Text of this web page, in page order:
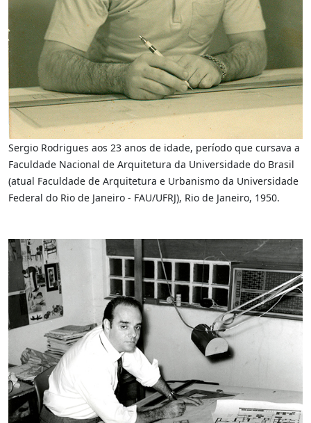
Sergio Rodrigues aos 23 anos de idade, período que cursava a
Faculdade Nacional de Arquitetura da Universidade do Brasil
(atual Faculdade de Arquitetura e Urbanismo da Universidade
Federal do Rio de Janeiro - FAU/UFRJ), Rio de Janeiro, 1950.